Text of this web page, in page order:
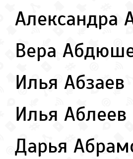
Александра
Вера
Илья Абзаев
Илья Аблеев
Дарья